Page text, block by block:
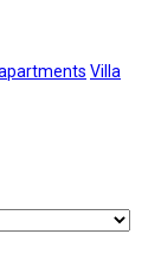
Villa